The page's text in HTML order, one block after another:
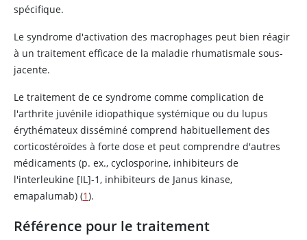
spécifique.
Le syndrome d'activation des macrophages peut bien réagir
à un traitement efficace de la maladie rhumatismale sous-
jacente.
Le traitement de ce syndrome comme complication de
l'arthrite juvénile idiopathique systémique ou du lupus
érythémateux disséminé comprend habituellement des
corticostéroïdes à forte dose et peut comprendre d'autres
médicaments (p. ex., cyclosporine, inhibiteurs de
l'interleukine [IL]-1, inhibiteurs de Janus kinase,
emapalumab) (1).
Référence pour le traitement